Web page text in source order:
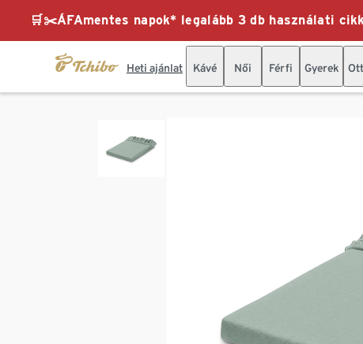
🛒✂️ÁFAmentes napok* legalább 3 db használati
Heti ajánlat Kávé Női Férfi Gyerek